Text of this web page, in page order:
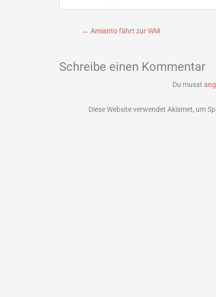
Beitragsnavigation
← Amianto fährt zur WM
Schreibe einen Kommentar
Du musst
Diese Website verwendet Akismet, um